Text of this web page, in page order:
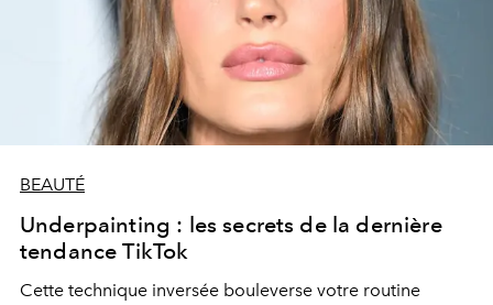
BEAUTÉ
Underpainting : les secrets de la dernière
tendance TikTok
Cette technique inversée bouleverse votre routine